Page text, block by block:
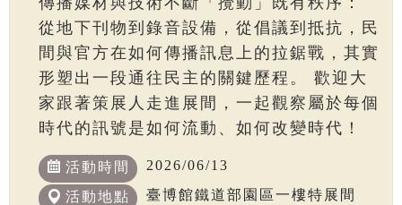
從地下刊物到錄音設備，從倡議到抵抗，民
間與官方在如何傳播訊息上的拉鋸戰，其實
形塑出一段通往民主的關鍵歷程。 歡迎大
家跟著策展人走進展間，一起觀察屬於每個
時代的訊號是如何流動、如何改變時代！
活動時間 2026/06/13
活動地點 臺博館鐵道部園區一樓特展間